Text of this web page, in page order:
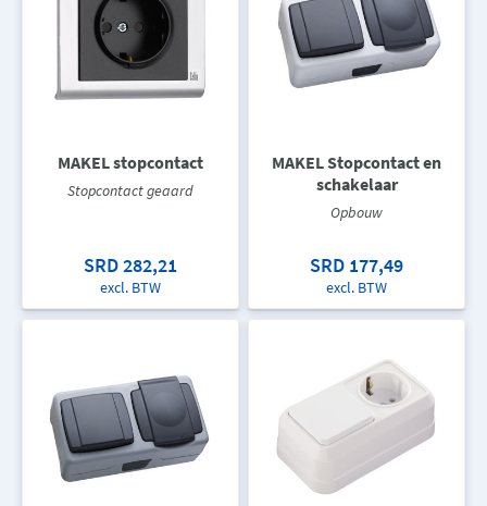
MAKEL stopcontact
Stopcontact geaard
SRD 282,21
excl. BTW
MAKEL Stopcontact en
schakelaar
Opbouw
SRD 177,49
excl. BTW